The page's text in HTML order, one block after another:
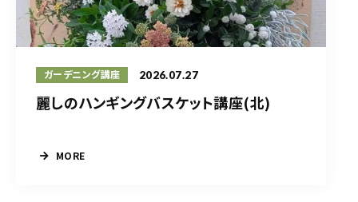
ガーデニング講座 2026.07.27
麗しのハンギングバスケット講座(北)
MORE